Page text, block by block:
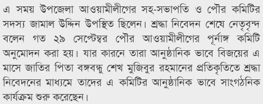
এ সময় উপজেলা আওয়ামীলীগের সহ-সভাপতি ও পৌর কমিটির
সদস্য জামাল উদ্দিন উপস্থিত ছিলেন। শ্রদ্ধা নিবেদন শেষে নেতৃবৃন্দ
বলেন গত ২৯ সেপ্টেম্বর পৌর আওয়ামীলীগের পূর্নাঙ্গ কমিটি
অনুমোদন করা হয়। যার কারনে তারা আনুষ্ঠানিক ভাবে বিজয়ের এ
মাসে জাতির পিতা বঙ্গবন্ধু শেখ মুজিবুর রহমানের প্রতিকৃতিতে শ্রদ্ধা
নিবেদনের মাধ্যমে তাদের এ কমিটির আনুষ্ঠানিক ভাবে সাংগঠনিক
কার্যক্রম শুরু করেছেন।